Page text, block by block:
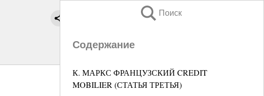
Поиск
Содержание
К. МАРКС ФРАНЦУЗСКИЙ CREDIT
MOBILIER (СТАТЬЯ ТРЕТЬЯ)